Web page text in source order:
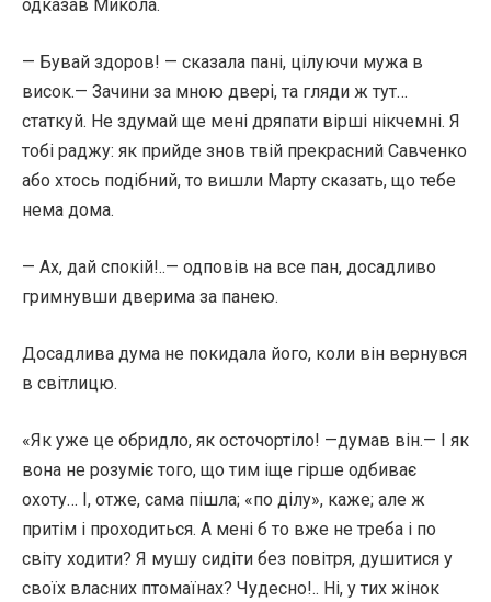
одказав Микола.
— Бувай здоров! — сказала пані, цілуючи мужа в
висок.— Зачини за мною двері, та гляди ж тут…
статкуй. Не здумай ще мені дряпати вірші нікчемні. Я
тобі раджу: як прийде знов твій прекрасний Савченко
або хтось подібний, то вишли Марту сказать, що тебе
нема дома.
— Ах, дай спокій!..— одповів на все пан, досадливо
гримнувши дверима за панею.
Досадлива дума не покидала його, коли він вернувся
в світлицю.
«Як уже це обридло, як осточортіло! —думав він.— І як
вона не розуміє того, що тим іще гірше одбиває
охоту… І, отже, сама пішла; «по ділу», каже; але ж
притім і проходиться. А мені б то вже не треба і по
світу ходити? Я мушу сидіти без повітря, душитися у
своїх власних птомаїнах? Чудесно!.. Ні, у тих жінок